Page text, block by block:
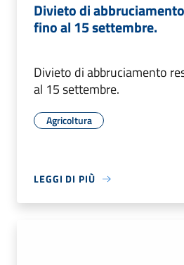
Divieto di
fino al 15 settembre.
Divieto di abbruciamento
al 15 settembre.
Agricoltura
LEGGI DI PIÙ